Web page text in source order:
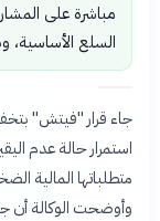
مباشرة على
السلع الأساسية،
استمرار حالة عدم
متطلباتها المالية
وأوضحت الوكالة أن